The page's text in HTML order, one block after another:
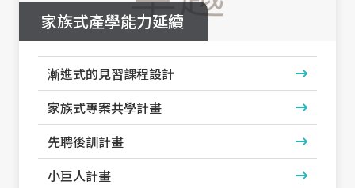
家族式產學能力延續
漸進式的見習課程設計
家族式專案共學計畫
先聘後訓計畫
小巨人計畫